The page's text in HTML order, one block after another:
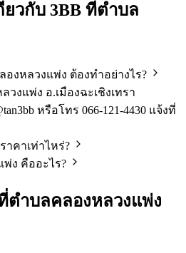
วกับ 3BB ที่ตำบล
องหลวงแพ่ง ต้องทำอย่างไร?
งแพ่ง อ.เมืองฉะเชิงเทรา
หรือโทร 066-121-4430 แจ้งที่
าคาเท่าไหร่?
พ่ง คืออะไร?
ตำบลคลองหลวงแพ่ง